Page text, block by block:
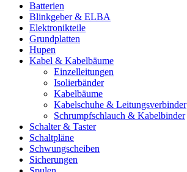
Batterien
Blinkgeber & ELBA
Elektronikteile
Grundplatten
Hupen
Kabel & Kabelbäume
Einzelleitungen
Isolierbänder
Kabelbäume
Kabelschuhe & Leitungsverbinder
Schrumpfschlauch & Kabelbinder
Schalter & Taster
Schaltpläne
Schwungscheiben
Sicherungen